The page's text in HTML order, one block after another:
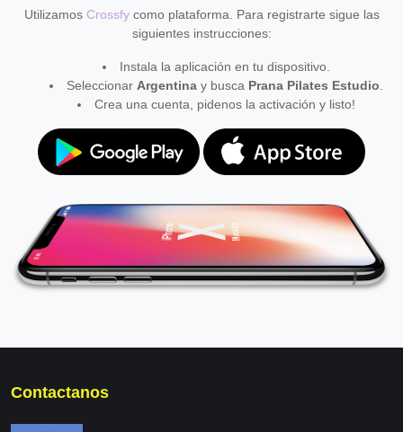
Utilizamos Crossfycomo plataforma. Para registrarte sigue las
siguientes instrucciones:
Instala la aplicación en tu dispositivo.
Seleccionar Argentinay busca Prana Pilates Estudio
Crea una cuenta, pidenos la activación y listo!
Contactanos